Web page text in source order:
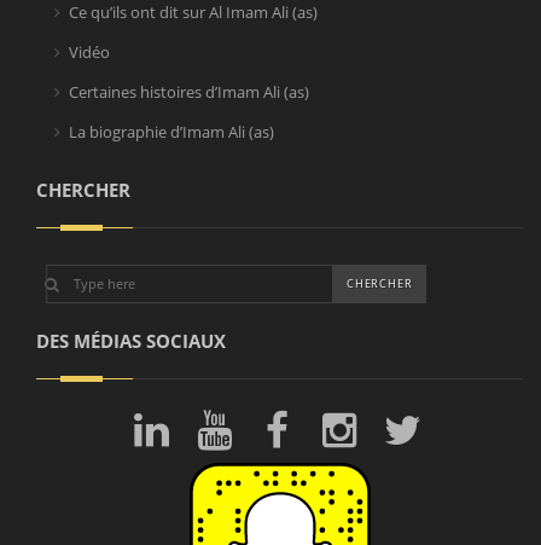
Ce qu’ils ont dit sur Al Imam Ali (as)
Vidéo
Certaines histoires d’Imam Ali (as)
La biographie d’Imam Ali (as)
CHERCHER
DES MÉDIAS SOCIAUX